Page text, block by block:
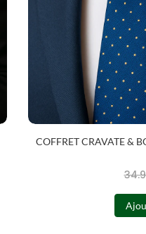
COFFRET CRAVATE &